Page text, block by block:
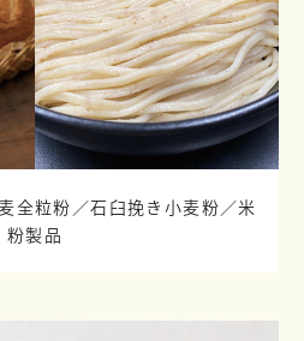
全粒粉／石臼挽き小麦粉／米
粉製品